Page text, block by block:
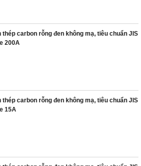
thép carbon rỗng đen không mạ, tiêu chuẩn JIS
200A
thép carbon rỗng đen không mạ, tiêu chuẩn JIS
15A